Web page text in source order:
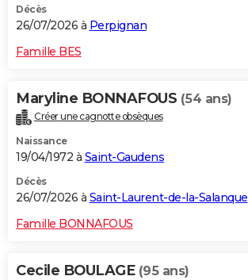
Décès
26/07/2026 à Perpignan
Famille BES
Maryline BONNAFOUS (54 ans)
Créer une cagnotte obsèques
Naissance
19/04/1972 à Saint-Gaudens
Décès
26/07/2026 à Saint-Laurent-de-la-Salanque
Famille BONNAFOUS
Cecile BOULAGE (95 ans)